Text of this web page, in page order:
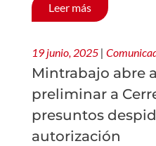
Leer más
19 junio, 2025 |
Mintrabajo abre
preliminar a
presuntos
autorización